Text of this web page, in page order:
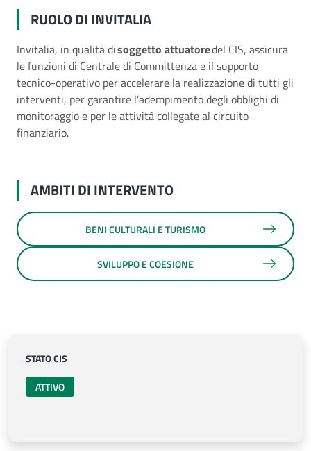
RUOLO DI INVITALIA
Invitalia, in qualità disoggetto attuatoredel CIS, assicura
le funzioni di Centrale di Committenza e il supporto
tecnico-operativo per accelerare la realizzazione di tutti gli
interventi, per garantire l’adempimento degli obblighi di
monitoraggio e per le attività collegate al circuito
finanziario.
AMBITI DI INTERVENTO
BENI CULTURALI E TURISMO
SVILUPPO E COESIONE
STATO CIS
ATTIVO